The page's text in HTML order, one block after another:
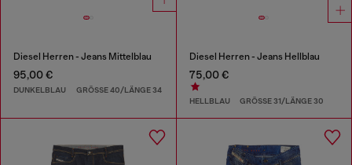
Diesel Herren - Jeans Mittelblau
95,00 €
DUNKELBLAU GRÖSSE 40/LÄNGE 34
Diesel Herren - Jeans Hellblau
75,00 €
HELLBLAU GRÖSSE 31/LÄNGE 30